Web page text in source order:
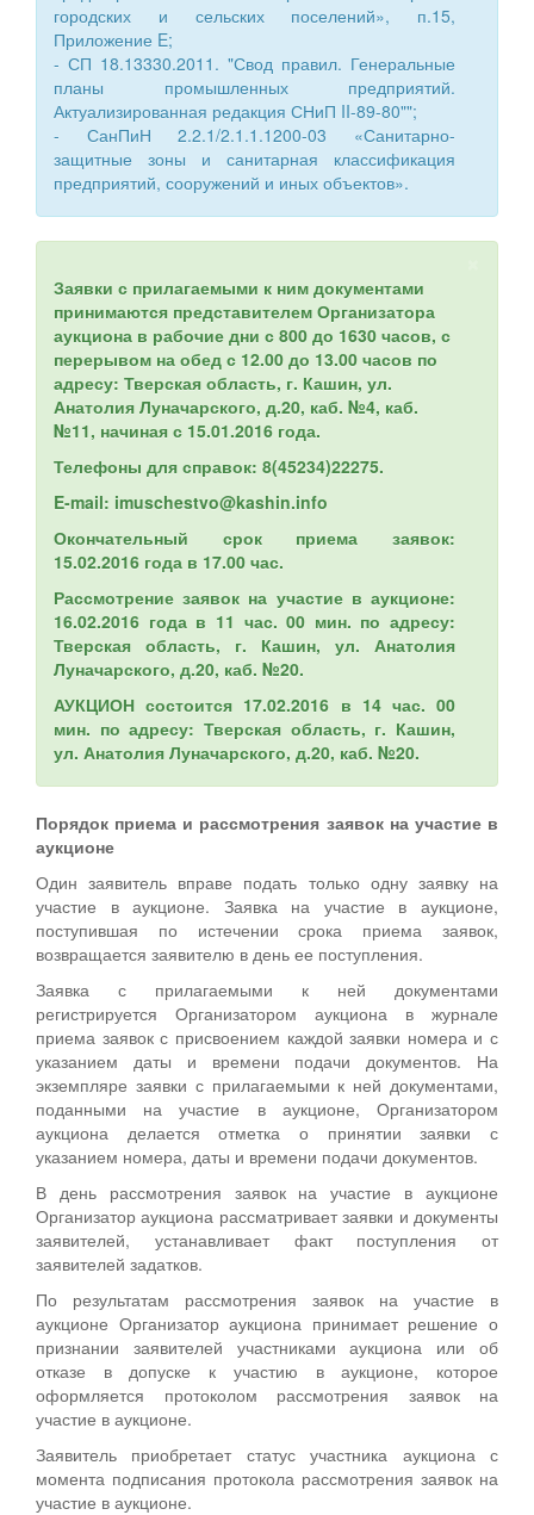
городских и сельских поселений», п.15,
Приложение E;
- СП 18.13330.2011. "Свод правил. Генеральные
планы промышленных предприятий.
Актуализированная редакция СНиП II-89-80"";
- СанПиН 2.2.1/2.1.1.1200-03 «Санитарно-
защитные зоны и санитарная классификация
предприятий, сооружений и иных объектов».
Заявки с прилагаемыми к ним документами
принимаются представителем Организатора
аукциона в рабочие дни с 800 до 1630 часов, с
перерывом на обед с 12.00 до 13.00 часов по
адресу: Тверская область, г. Кашин, ул.
Анатолия Луначарского, д.20, каб. №4, каб.
№11, начиная с 15.01.2016 года.
Телефоны для справок: 8(45234)22275.
E-mail: imuschestvo@kashin.info
Окончательный срок приема заявок:
15.02.2016 года в 17.00 час.
Рассмотрение заявок на участие в аукционе:
16.02.2016 года в 11 час. 00 мин. по адресу:
Тверская область, г. Кашин, ул. Анатолия
Луначарского, д.20, каб. №20.
АУКЦИОН состоится 17.02.2016 в 14 час. 00
мин. по адресу: Тверская область, г. Кашин,
ул. Анатолия Луначарского, д.20, каб. №20.
Порядок приема и рассмотрения заявок на участие в
аукционе
Один заявитель вправе подать только одну заявку на
участие в аукционе. Заявка на участие в аукционе,
поступившая по истечении срока приема заявок,
возвращается заявителю в день ее поступления.
Заявка с прилагаемыми к ней документами
регистрируется Организатором аукциона в журнале
приема заявок с присвоением каждой заявки номера и с
указанием даты и времени подачи документов. На
экземпляре заявки с прилагаемыми к ней документами,
поданными на участие в аукционе, Организатором
аукциона делается отметка о принятии заявки с
указанием номера, даты и времени подачи документов.
В день рассмотрения заявок на участие в аукционе
Организатор аукциона рассматривает заявки и документы
заявителей, устанавливает факт поступления от
заявителей задатков.
По результатам рассмотрения заявок на участие в
аукционе Организатор аукциона принимает решение о
признании заявителей участниками аукциона или об
отказе в допуске к участию в аукционе, которое
оформляется протоколом рассмотрения заявок на
участие в аукционе.
Заявитель приобретает статус участника аукциона с
момента подписания протокола рассмотрения заявок на
участие в аукционе.